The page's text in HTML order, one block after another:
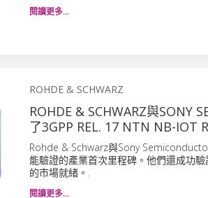
閱讀更多…
ROHDE & SCHWARZ
ROHDE & SCHWARZ與SONY
了3GPP REL. 17 NTN NB-IOT
Rohde & Schwarz與Sony
能驗證的產業首次里程碑。他們還成功
的市場就緒。.
閱讀更多…